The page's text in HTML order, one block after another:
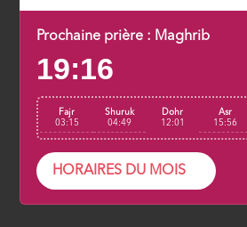
Prochaine prière : Maghrib
19:16
Fajr
03:15
Shuruk
04:49
Dohr
12:01
Asr
15:56
HORAIRES DU MOIS